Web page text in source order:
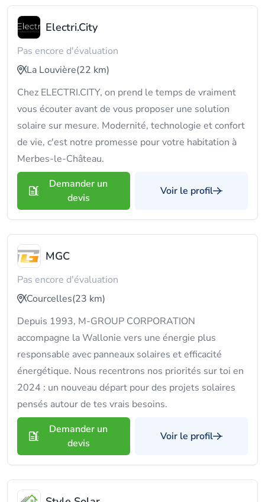
Electri.City
Pas encore d'évaluation
La Louvière(22 km)
Chez ELECTRI.CITY, on prend le temps de vraiment
vous écouter avant de vous proposer une solution
solaire sur mesure. Modernité, technologie et confort
de vie, c'est notre promesse pour votre habitation à
Merbes-le-Château.
Demander un
devis
Voir le profil
MGC
Pas encore d'évaluation
Courcelles(23 km)
Depuis 1993, M-GROUP CORPORATION
accompagne la Wallonie vers une énergie plus
responsable avec panneaux solaires et efficacité
énergétique. Nous recentrons nos priorités sur toi en
2024 : un nouveau départ pour des projets solaires
pensés autour de tes vrais besoins.
Demander un
devis
Voir le profil